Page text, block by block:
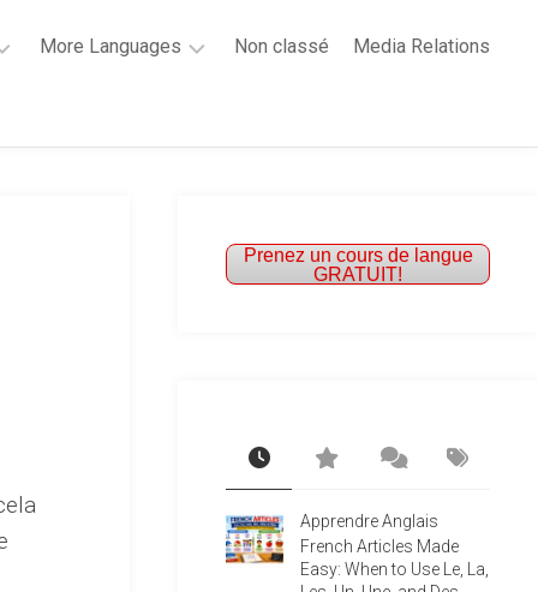
More Languages
French
Non classé Media Relations
Prenez un cours de langue
GRATUIT!
Apprendre Anglais
French Articles Made
Easy: When to Use Le, La,